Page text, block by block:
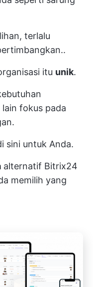
terlalu
itu unik.
fokus pada
sini untuk Anda.
alternatif Bitrix24
memilih yang